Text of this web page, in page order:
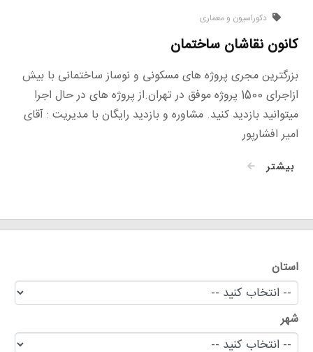
دکوراسیون و معماری
کانون نقاشان ساختمان
بزرگترین مجری پروژه های مسکونی و نوساز ساختمانی با بیش
ازاجرای 1500 پروژه موفق در تهران.از پروژه های در حال اجرا
میتوانید بازدید کنید. مشاوره و بازدید رایگان با مدیریت : آقای
امیر افشارپور
بیشتر
استان
شهر